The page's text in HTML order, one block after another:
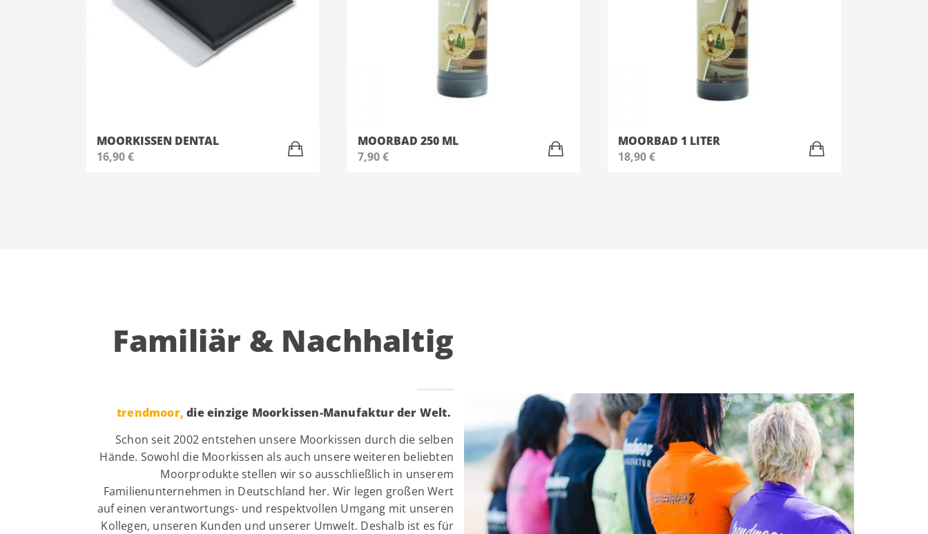
MOORKISSEN DENTAL
16,90€
MOORBAD 250 ML
7,90€
MOORBAD 1 LITER
18,90€
Familiär & Nachhaltig
trendmoor, die einzige Moorkissen-Manufaktur der Welt.
Schon seit 2002 entstehen unsere Moorkissen durch die selben
Hände. Sowohl die Moorkissen als auch unsere weiteren beliebten
Moorprodukte stellen wir so ausschließlich in unserem
Familienunternehmen in Deutschland her. Wir legen großen Wert
auf einen verantwortungs- und respektvollen Umgang mit unseren
Kollegen, unseren Kunden und unserer Umwelt. Deshalb ist es für